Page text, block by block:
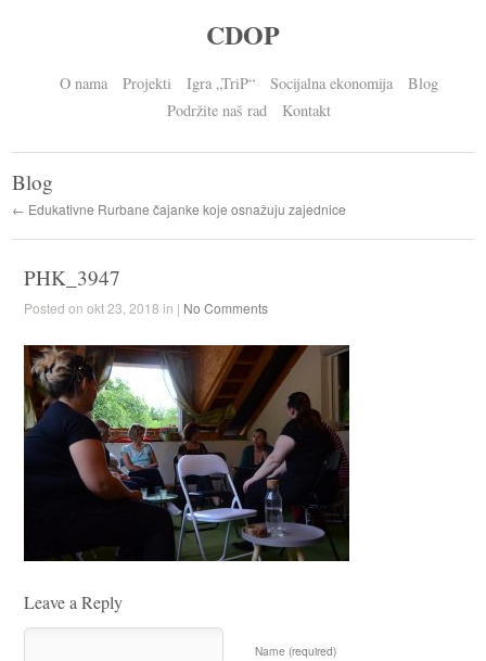
CDOP
O nama Projekti Igra „TriP“ Socijalna ekonomija
Blog
Podržite naš rad
Kontakt
Blog
← Edukativne Rurbane čajanke koje osnažuju zajednice
PHK_3947
Posted on okt 23, 2018 in | No Comments
Leave a Reply
Name (required)